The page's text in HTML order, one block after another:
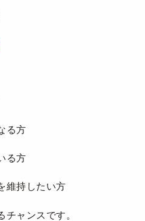
る方
る方
維持したい方
チャンスです。